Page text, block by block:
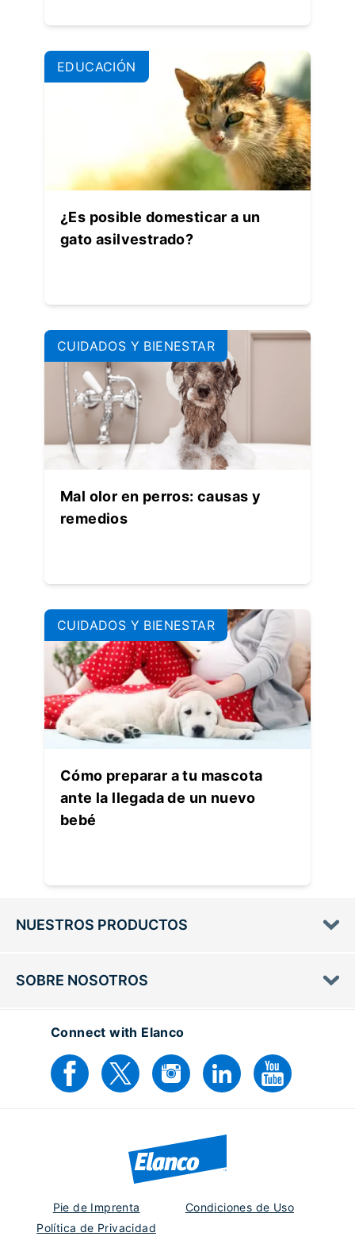
EDUCACIÓN
¿Es posible domesticar a un
gato asilvestrado?
CUIDADOS Y BIENESTAR
Mal olor en perros: causas y
remedios
CUIDADOS Y BIENESTAR
Cómo preparar a tu mascota
ante la llegada de un nuevo
bebé
NUESTROS PRODUCTOS
SOBRE NOSOTROS
Connect with Elanco
Pie de Imprenta
Condiciones de Uso
Política de Privacidad